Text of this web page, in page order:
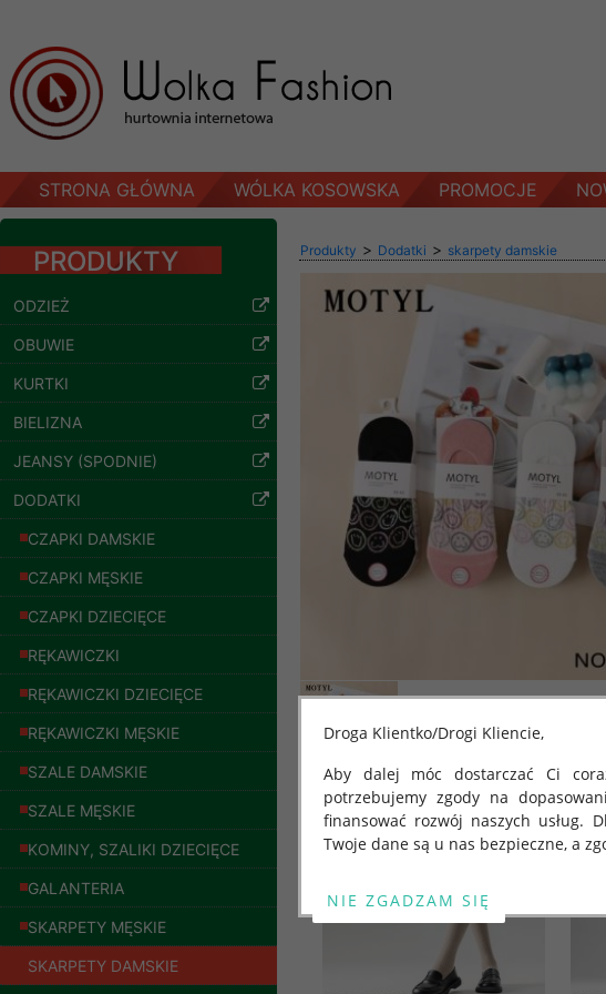
STRONA GŁÓWNA WÓLKA KOSOWSKA PROMOCJE
PRODUKTY
ODZIEŻ
OBUWIE
KURTKI
BIELIZNA
JEANSY (SPODNIE)
DODATKI
CZAPKI DAMSKIE
CZAPKI MĘSKIE
CZAPKI DZIECIĘCE
RĘKAWICZKI
RĘKAWICZKI DZIECIĘCE
RĘKAWICZKI MĘSKIE
SZALE DAMSKIE
SZALE MĘSKIE
KOMINY, SZALIKI DZIECIĘCE
GALANTERIA
SKARPETY MĘSKIE
SKARPETY DAMSKIE
Bluzy damskie Roz
L-3XL. 1 kolor.
Paczka 10 szt
54.00 zł
szczegóły
Produkty > Dodatki > skarpety damskie
Inne produkty
Droga Klientko/Drogi Kliencie,
Aby dalej móc dostarczać Ci
potrzebujemy zgody na
finansować rozwój naszych usług.
Twoje dane są u nas bezpieczne, a
Od 25 maja 2018 roku obowiązuje
kwietnia 2016 r. w sprawie ochrony
swobodnego przepływu takich
"GDPR" lub "Ogólne
przetwarzaniu Twoich danych